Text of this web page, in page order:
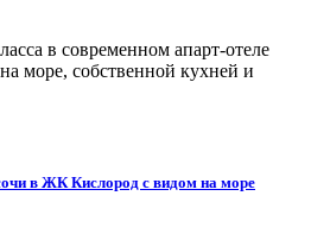
в современном апарт-отеле
море, собственной кухней и
в ЖК Кислород с видом на море